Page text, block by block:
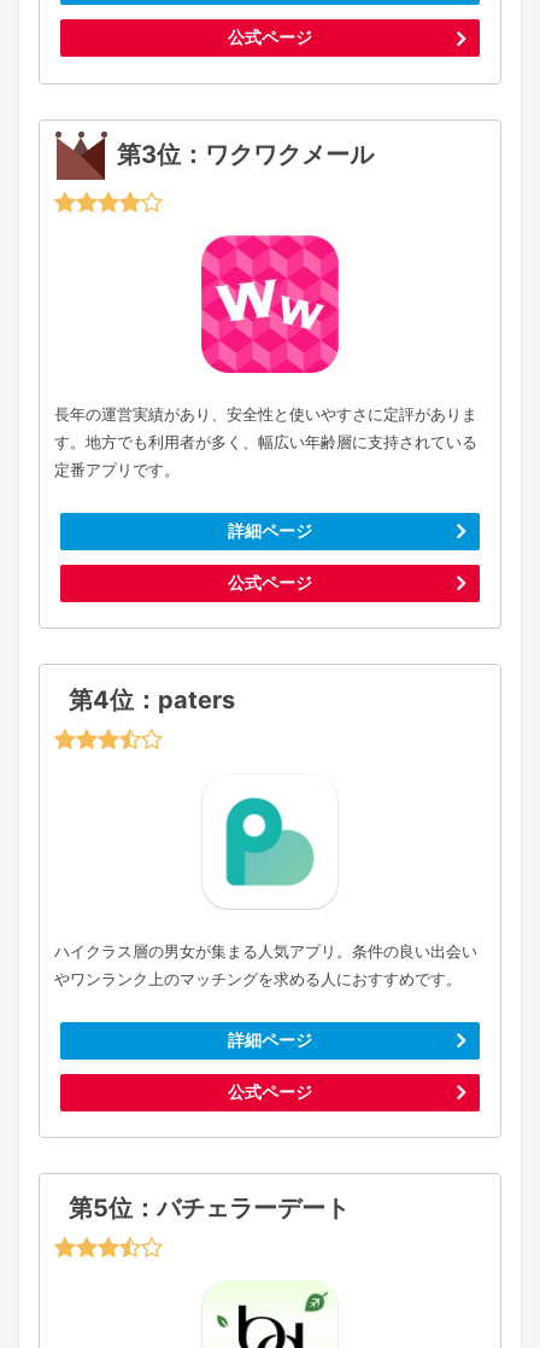
公式ページ
第3位：ワクワクメール
長年の運営実績があり、安全性と使いやすさに定評がありま
す。地方でも利用者が多く、幅広い年齢層に支持されている
定番アプリです。
詳細ページ
公式ページ
第4位：paters
ハイクラス層の男女が集まる人気アプリ。条件の良い出会い
やワンランク上のマッチングを求める人におすすめです。
詳細ページ
公式ページ
第5位：バチェラーデート